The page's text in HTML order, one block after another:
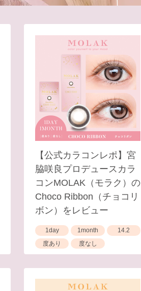
【公式カラコンレポ】宮
脇咲良プロデュースカラ
コンMOLAK（モラク）の
Choco Ribbon（チョコリ
ボン）をレビュー
1day 1month
14.2
度あり
度なし